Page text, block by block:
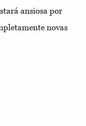
ansiosa por
novas